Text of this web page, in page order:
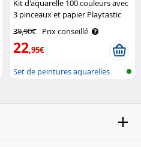
Kit d'aquarelle 100 couleurs avec
3 pinceaux et papier Playtastic
39,90€ Prix conseillé
22,95€
Set de peintures aquarelles